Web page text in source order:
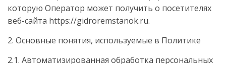
которую Оператор может получить о посетителях
веб-сайта https://gidroremstanok.ru.
2. Основные понятия, используемые в Политике
2.1. Автоматизированная обработка персональных